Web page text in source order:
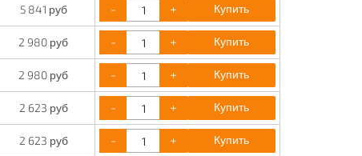
5 841 руб - + Купить
2 980 руб - + Купить
2 980 руб - + Купить
2 623 руб - + Купить
2 623 руб - + Купить